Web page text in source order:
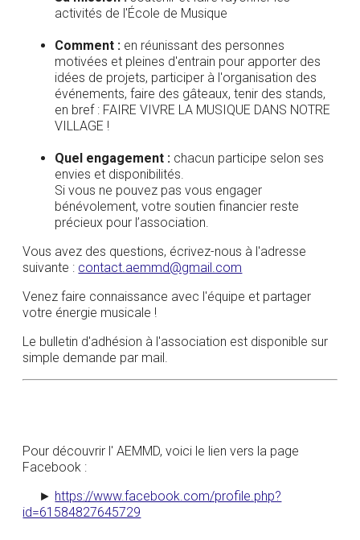
activités de l'École de Musique
Comment : en réunissant des personnes
motivées et pleines d'entrain pour apporter des
idées de projets, participer à l'organisation des
événements, faire des gâteaux, tenir des stands,
en bref : FAIRE VIVRE LA MUSIQUE DANS NOTRE
VILLAGE !
Quel engagement : chacun participe selon ses
envies et disponibilités.
Si vous ne pouvez pas vous engager
bénévolement, votre soutien financier reste
précieux pour l’association.
Vous avez des questions, écrivez-nous à l'adresse
suivante : contact.aemmd@gmail.com
Venez faire connaissance avec l'équipe et partager
votre énergie musicale !
Le bulletin d'adhésion à l'association est disponible sur
simple demande par mail.
Pour découvrir l' AEMMD, voici le lien vers la page
Facebook :
► https://www.facebook.com/profile.php?
id=61584827645729